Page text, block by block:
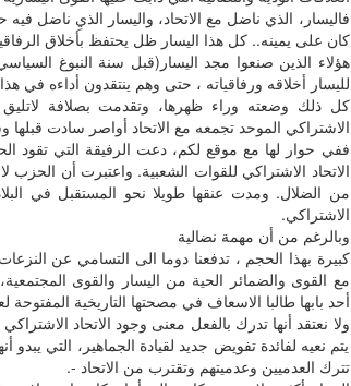
فاليسار، الذي ناضل مع الاتحاد، واليسار الذيِ ناضل
كان على يمينه.. كل هذا اليسار ظل يحتفظ بأخلاق
هؤلاء الذين صنعوا مجد اليسار(قبل سنة النبوغ
لليسار أخلاقه ورفاقياته ، حتى وهم ينتقدون أداءه في
كل ذلك وضعته وراء ظهرها، وتقدمت بصلافة
الاشتراكي الموحد تجمعه مع الاتحاد أواصر سادت قبلها
ففي حوار لها مع موقع لكم، دعت الرفيقة التي تقود
الاتحاد الاشتراكي للقوات الشعبية. واعتبرت أن الحزب
من الضلال. ومدت عنقها طويلا نحو المستقبل في
الاشتراكي.
وبالرغم من أن مهمة نضالية
كبيرة بهذا الحجم ، تدفعنا دوما الى التسامي عن
مع القوى والضمائر الحية من اليسار والقوى
أحد بابها طالبا الاسعاف في مصحتها التاريخية المفتوحة
ولا نعتقد أنها تدرك بالفعل معنى وجود الاتحاد
يتم نعيه لفائدة تفويض جديد لقيادة الجماهير، التي
تترك العدميين وعدميتهم وتقترب من الاتحاد -.